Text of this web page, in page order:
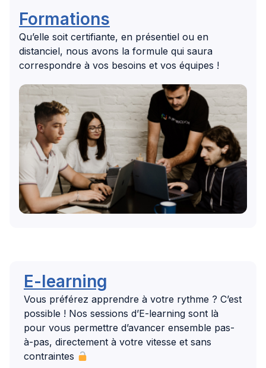
Formations
Qu’elle soit certifiante, en présentiel ou en
distanciel, nous avons la formule qui saura
correspondre à vos besoins et vos équipes !
E-learning
Vous préférez apprendre à votre rythme ? C’est
possible ! Nos sessions d’E-learning sont là
pour vous permettre d’avancer ensemble pas-
à-pas, directement à votre vitesse et sans
contraintes